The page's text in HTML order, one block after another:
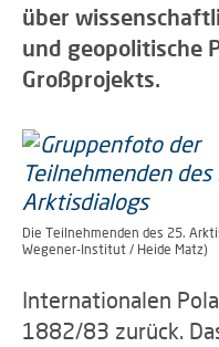
über
und geopolitische
Großprojekts.
Die Teilnehmenden des 25.
Wegener-Institut / Heide Matz)
Internationalen
1882/83 zurück.